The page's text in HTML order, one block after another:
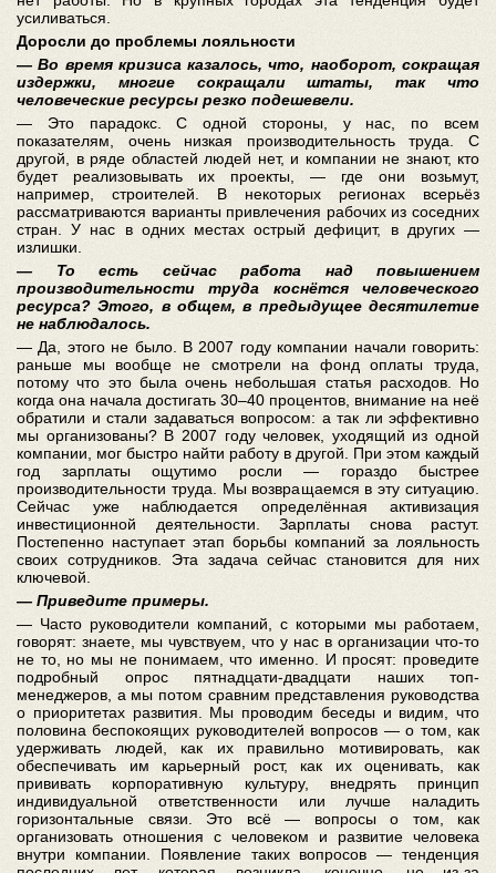
усиливаться.
Доросли до проблемы лояльности
— Во время кризиса казалось, что, наоборот, сокращая
издержки, многие сокращали штаты, так что
человеческие ресурсы резко подешевели.
— Это парадокс. С одной стороны, у нас, по всем
показателям, очень низкая производительность труда. С
другой, в ряде областей людей нет, и компании не знают, кто
будет реализовывать их проекты, — где они возьмут,
например, строителей. В некоторых регионах всерьёз
рассматриваются варианты привлечения рабочих из соседних
стран. У нас в одних местах острый дефицит, в других —
излишки.
— То есть сейчас работа над повышением
производительности труда коснётся человеческого
ресурса? Этого, в общем, в предыдущее десятилетие
не наблюдалось.
— Да, этого не было. В 2007 году компании начали говорить:
раньше мы вообще не смотрели на фонд оплаты труда,
потому что это была очень небольшая статья расходов. Но
когда она начала достигать 30–40 процентов, внимание на неё
обратили и стали задаваться вопросом: а так ли эффективно
мы организованы? В 2007 году человек, уходящий из одной
компании, мог быстро найти работу в другой. При этом каждый
год зарплаты ощутимо росли — гораздо быстрее
производительности труда. Мы возвращаемся в эту ситуацию.
Сейчас уже наблюдается определённая активизация
инвестиционной деятельности. Зарплаты снова растут.
Постепенно наступает этап борьбы компаний за лояльность
своих сотрудников. Эта задача сейчас становится для них
ключевой.
— Приведите примеры.
— Часто руководители компаний, с которыми мы работаем,
говорят: знаете, мы чувствуем, что у нас в организации что-то
не то, но мы не понимаем, что именно. И просят: проведите
подробный опрос пятнадцати-двадцати наших топ-
менеджеров, а мы потом сравним представления руководства
о приоритетах развития. Мы проводим беседы и видим, что
половина беспокоящих руководителей вопросов — о том, как
удерживать людей, как их правильно мотивировать, как
обеспечивать им карьерный рост, как их оценивать, как
прививать корпоративную культуру, внедрять принцип
индивидуальной ответственности или лучше наладить
горизонтальные связи. Это всё — вопросы о том, как
организовать отношения с человеком и развитие человека
внутри компании. Появление таких вопросов — тенденция